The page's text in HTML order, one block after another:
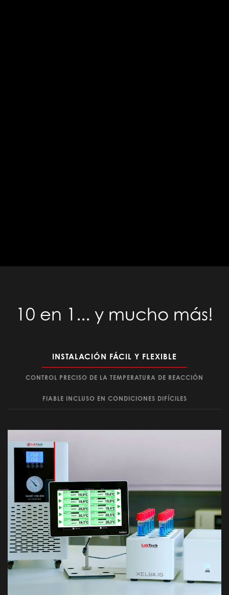
10 en 1... y mucho más!
INSTALACIÓN FÁCIL Y FLEXIBLE
CONTROL PRECISO DE LA TEMPERATURA DE REACCIÓN
FIABLE INCLUSO EN CONDICIONES DIFÍCILES